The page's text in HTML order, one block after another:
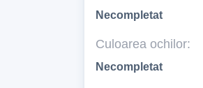
Necompletat
Culoarea ochilor:
Necompletat